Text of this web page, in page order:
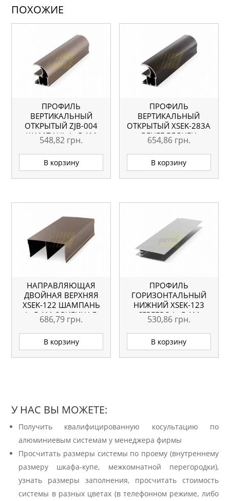
ПОХОЖИЕ
ПРОФИЛЬ
ВЕРТИКАЛЬНЫЙ
ОТКРЫТЫЙ ZJB-004
ШАМПАНЬ L=5.1М
ОРИГИНАЛ
548,82 грн.
В корзину
ПРОФИЛЬ
ВЕРТИКАЛЬНЫЙ
ОТКРЫТЫЙ XSEK-283A
ВЕНГЕ ГЛЯНЕЦ
L=5.1М ОРИГИНАЛ
654,86 грн.
В корзину
НАПРАВЛЯЮЩАЯ
ДВОЙНАЯ ВЕРХНЯЯ
ХSEK-122 ШАМПАНЬ
L=5.1М ОРИГИНАЛ
686,79 грн.
В корзину
ПРОФИЛЬ
ГОРИЗОНТАЛЬНЫЙ
НИЖНИЙ ХSEK-123
СЕРЕБРО L=5.1М
ОРИГИНАЛ
530,86 грн.
В корзину
У НАС ВЫ МОЖЕТЕ:
Получить квалифицированную косультацию по
алюминиевым системам у менеджера фирмы
Просчитать размеры системы по проему (внутреннему
размеру шкафа-купе, межкомнатной перегородки),
узнать размеры заполнения, просчитать стоимость
системы в разных цветах (в телефонном режиме, либо